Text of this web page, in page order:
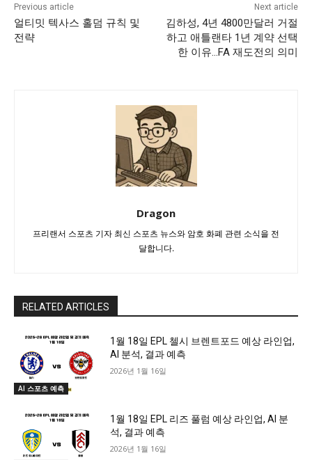
Previous article
얼티밋 텍사스 홀덤 규칙 및
전략
Next article
김하성, 4년 4800만달러 거절
하고 애틀랜타 1년 계약 선택
한 이유…FA 재도전의 의미
Dragon
프리랜서 스포츠 기자 최신 스포츠 뉴스와 암호 화폐 관련 소식을 전
달합니다.
RELATED ARTICLES
AI 스포츠 예측
1월 18일 EPL 첼시 브렌트포드 예상 라인업,
AI 분석, 결과 예측
2026년 1월 16일
1월 18일 EPL 리즈 풀럼 예상 라인업, AI 분
석, 결과 예측
2026년 1월 16일